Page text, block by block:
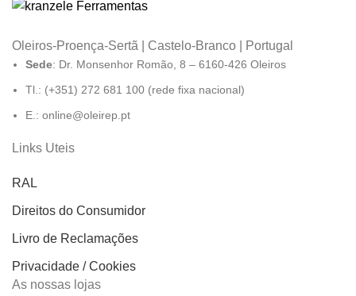
Oleiros-Proença-Sertã | Castelo-Branco | Portugal
Sede: Dr. Monsenhor Romão, 8 – 6160-426 Oleiros
Tl.: (+351) 272 681 100 (rede fixa nacional)
E.: online@oleirep.pt
Links Uteis
RAL
Direitos do Consumidor
Livro de Reclamações
Privacidade / Cookies
As nossas lojas